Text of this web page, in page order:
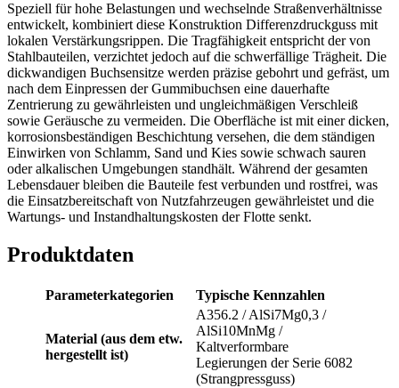
Speziell für hohe Belastungen und wechselnde Straßenverhältnisse
entwickelt, kombiniert diese Konstruktion Differenzdruckguss mit
lokalen Verstärkungsrippen. Die Tragfähigkeit entspricht der von
Stahlbauteilen, verzichtet jedoch auf die schwerfällige Trägheit. Die
dickwandigen Buchsensitze werden präzise gebohrt und gefräst, um
nach dem Einpressen der Gummibuchsen eine dauerhafte
Zentrierung zu gewährleisten und ungleichmäßigen Verschleiß
sowie Geräusche zu vermeiden. Die Oberfläche ist mit einer dicken,
korrosionsbeständigen Beschichtung versehen, die dem ständigen
Einwirken von Schlamm, Sand und Kies sowie schwach sauren
oder alkalischen Umgebungen standhält. Während der gesamten
Lebensdauer bleiben die Bauteile fest verbunden und rostfrei, was
die Einsatzbereitschaft von Nutzfahrzeugen gewährleistet und die
Wartungs- und Instandhaltungskosten der Flotte senkt.
Produktdaten
Parameterkategorien Typische Kennzahlen
Material (aus dem etw.
hergestellt ist)
A356.2 / AlSi7Mg0,3 /
AlSi10MnMg /
Kaltverformbare
Legierungen der Serie 6082
(Strangpressguss)